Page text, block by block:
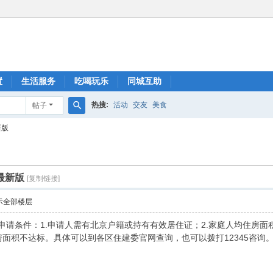
生活服务 吃喝玩乐 同城互助
帖子 热搜: 活动 交友 美食
新版 [复制链接]
全部楼层
请条件：1.申请人需有北京户籍或持有有效居住证；2.家庭人均住房
积不达标。具体可以到各区住建委官网查询，也可以拨打12345咨询。